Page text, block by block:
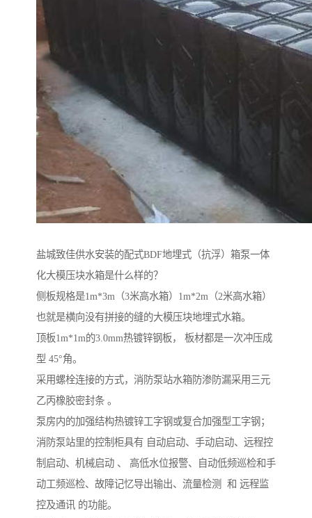
盐城致佳供水安装的配式BDF地埋式（抗浮）箱泵一体
化大模压块水箱是什么样的？
侧板规格是1m*3m（3米高水箱）1m*2m（2米高水箱）
也就是横向没有拼接的缝的大模压块地埋式水箱。
顶板1m*1m的3.0mm热镀锌钢板， 板材都是一次冲压成
型 45°角。
采用螺栓连接的方式，消防泵站水箱防渗防漏采用三元
乙丙橡胶密封条 。
泵房内的加强结构热镀锌工字钢或复合加强型工字钢；
消防泵站里的控制柜具有 自动启动、手动启动、远程控
制启动、机械启动 、 高低水位报警、自动低频巡检和手
动工频巡检、故障记忆导出输出、流量检测 和 远程监
控及通讯 的功能。